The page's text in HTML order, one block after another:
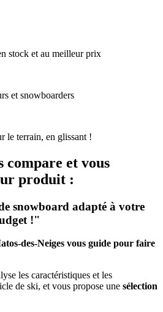
stock et au meilleur prix
et snowboarders
le terrain, en glissant !
compare et vous
produit :
snowboard adapté à votre
!"
des-Neiges vous guide pour faire
les caractéristiques et les
de ski, et vous propose une sélection